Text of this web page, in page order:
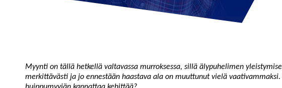
Myynti on tällä hetkellä valtavassa murroksessa, sillä älypuhelimen
merkittävästi ja jo ennestään haastava ala on muuttunut vielä